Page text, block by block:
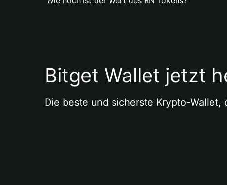
Bitget Wallet jetzt
Die beste und sicherste Krypto-